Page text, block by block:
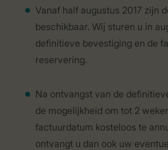
Vanaf half augustus 2017 zijn
beschikbaar. Wij sturen u in
definitieve bevestiging en de
reservering.
Na ontvangst van de
de mogelijkheid om tot 2
factuurdatum kosteloos te
ontvangt u dan ook uw